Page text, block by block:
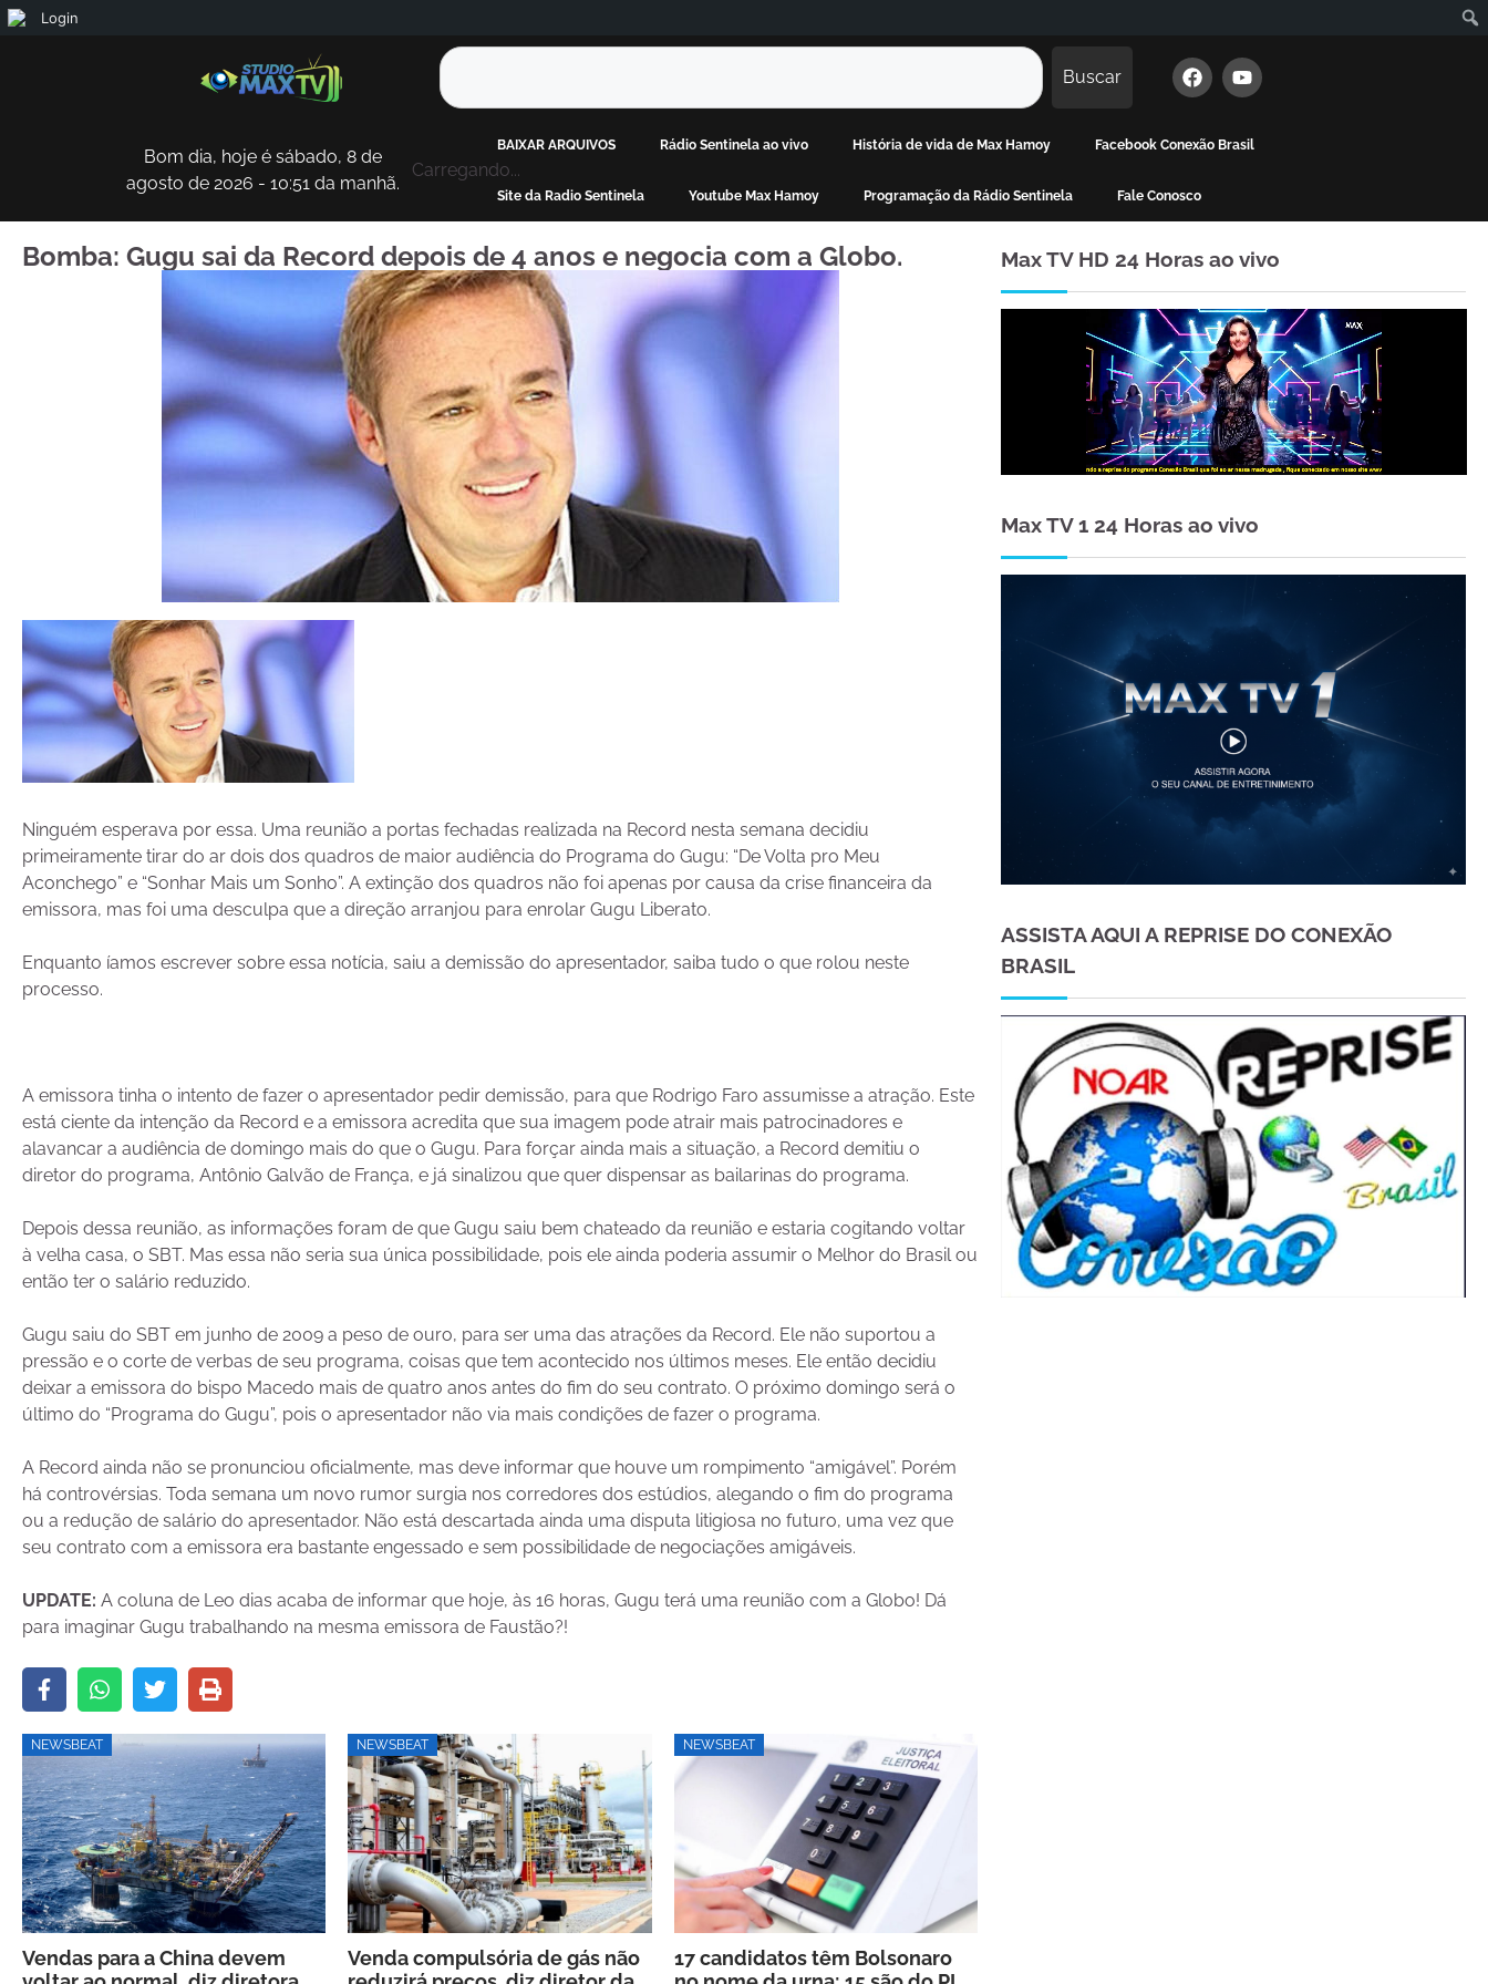
Buscar
Bom dia, hoje é sábado, 8 de
agosto de 2026 - 10:51 da manhã.
Carregando...
BAIXAR ARQUIVOS Rádio Sentinela ao vivo História de vida de Max Hamoy Facebook Conexão Brasil
Site da Radio Sentinela Youtube Max Hamoy Programação da Rádio Sentinela Fale Conosco
Bomba: Gugu sai da Record depois de 4 anos e negocia com a Globo.
Ninguém esperava por essa. Uma reunião a portas fechadas realizada na Record nesta semana decidiu
primeiramente tirar do ar dois dos quadros de maior audiência do Programa do Gugu: “De Volta pro Meu
Aconchego” e “Sonhar Mais um Sonho”. A extinção dos quadros não foi apenas por causa da crise financeira da
emissora, mas foi uma desculpa que a direção arranjou para enrolar Gugu Liberato.
Enquanto íamos escrever sobre essa notícia, saiu a demissão do apresentador, saiba tudo o que rolou neste
processo.
A emissora tinha o intento de fazer o apresentador pedir demissão, para que Rodrigo Faro assumisse a atração. Este
está ciente da intenção da Record e a emissora acredita que sua imagem pode atrair mais patrocinadores e
alavancar a audiência de domingo mais do que o Gugu. Para forçar ainda mais a situação, a Record demitiu o
diretor do programa, Antônio Galvão de França, e já sinalizou que quer dispensar as bailarinas do programa.
Depois dessa reunião, as informações foram de que Gugu saiu bem chateado da reunião e estaria cogitando voltar
à velha casa, o SBT. Mas essa não seria sua única possibilidade, pois ele ainda poderia assumir o Melhor do Brasil ou
então ter o salário reduzido.
Gugu saiu do SBT em junho de 2009 a peso de ouro, para ser uma das atrações da Record. Ele não suportou a
pressão e o corte de verbas de seu programa, coisas que tem acontecido nos últimos meses. Ele então decidiu
deixar a emissora do bispo Macedo mais de quatro anos antes do fim do seu contrato. O próximo domingo será o
último do “Programa do Gugu”, pois o apresentador não via mais condições de fazer o programa.
A Record ainda não se pronunciou oficialmente, mas deve informar que houve um rompimento “amigável”. Porém
há controvérsias. Toda semana um novo rumor surgia nos corredores dos estúdios, alegando o fim do programa
ou a redução de salário do apresentador. Não está descartada ainda uma disputa litigiosa no futuro, uma vez que
seu contrato com a emissora era bastante engessado e sem possibilidade de negociações amigáveis.
UPDATE: A coluna de Leo dias acaba de informar que hoje, às 16 horas, Gugu terá uma reunião com a Globo! Dá
para imaginar Gugu trabalhando na mesma emissora de Faustão?!
NEWSBEAT
Vendas para a China devem
NEWSBEAT
Venda compulsória de gás não
NEWSBEAT
17 candidatos têm Bolsonaro
Max TV HD 24 Horas ao vivo
Max TV 1 24 Horas ao vivo
ASSISTA AQUI A REPRISE DO CONEXÃO
BRASIL
Login